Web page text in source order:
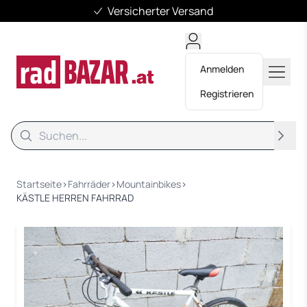
Mehr als 11.500 Fahrräder
Anmelden
Registrieren
Suche
Startseite›Fahrräder›Mountainbikes›
KÄSTLE HERREN FAHRRAD